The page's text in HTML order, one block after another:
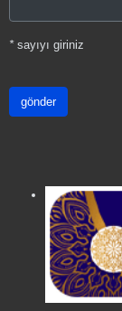
*sayıyı giriniz
gönder